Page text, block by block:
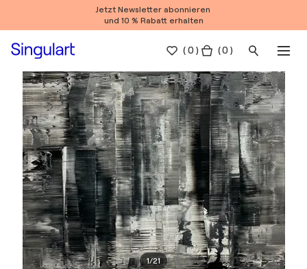
Jetzt Newsletter abonnieren
und 10 % Rabatt erhalten
(0 ) ( 0 )
1/21